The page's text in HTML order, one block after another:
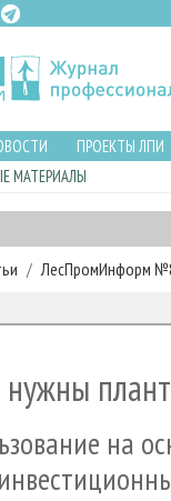
ПРОЕКТЫ ЛПИ
МАТЕРИАЛЫ
ЛесПромИнформ
нужны
на